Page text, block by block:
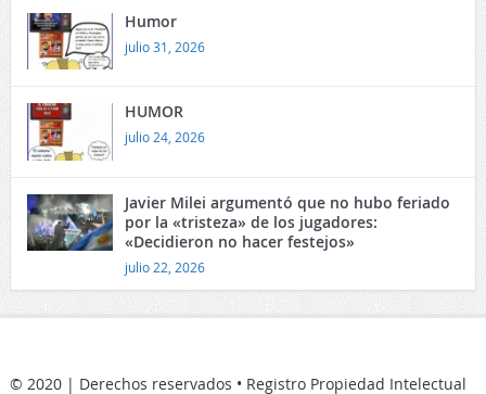
Humor
julio 31, 2026
HUMOR
julio 24, 2026
Javier Milei argumentó que no hubo feriado
por la «tristeza» de los jugadores:
«Decidieron no hacer festejos»
julio 22, 2026
© 2020 | Derechos reservados • Registro Propiedad Intelectual